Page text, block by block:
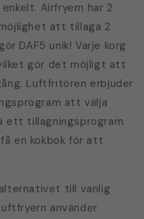
Airfryern har 2
att tillaga 2
DAF5 unik! Varje korg
gör det möjligt att
Luftfritören erbjuder
att välja
ett tillagningsprogram
en kokbok för att
till vanlig
använder